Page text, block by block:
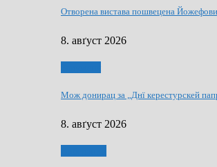
Отворена вистава пошвецена
8. авґуст 2026
Мож донирац за „Днї керестурскей
8. авґуст 2026